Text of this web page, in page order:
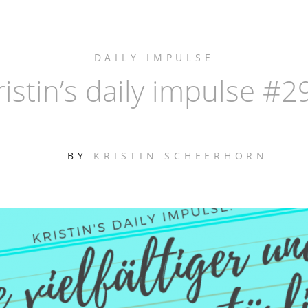
DAILY IMPULSE
daily impulse
BY KRISTIN SCHEERHORN